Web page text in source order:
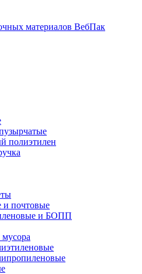
полиэтилен
и почтовые
и БОПП